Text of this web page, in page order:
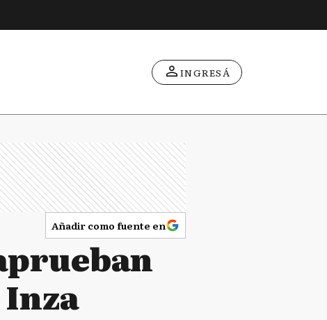
INGRESÁ
Añadir como fuente en